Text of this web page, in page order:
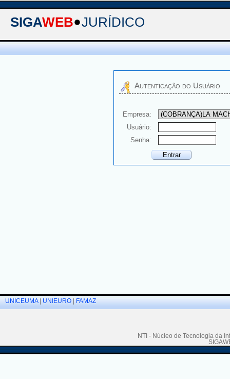
SIGAWEB JURÍDICO
Autenticação do Usuário
Empresa:
Usuário:
Senha:
UNICEUMA| UNIEURO FAMAZ
NTI - Núcleo de Tecnologia da